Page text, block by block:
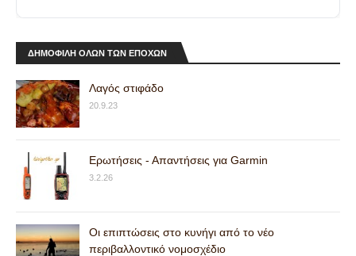
ΔΗΜΟΦΙΛΗ ΟΛΩΝ ΤΩΝ ΕΠΟΧΩΝ
Λαγός στιφάδο
20.9.23
Ερωτήσεις - Απαντήσεις για Garmin
3.2.26
Οι επιπτώσεις στο κυνήγι από το νέο
περιβαλλοντικό νομοσχέδιο